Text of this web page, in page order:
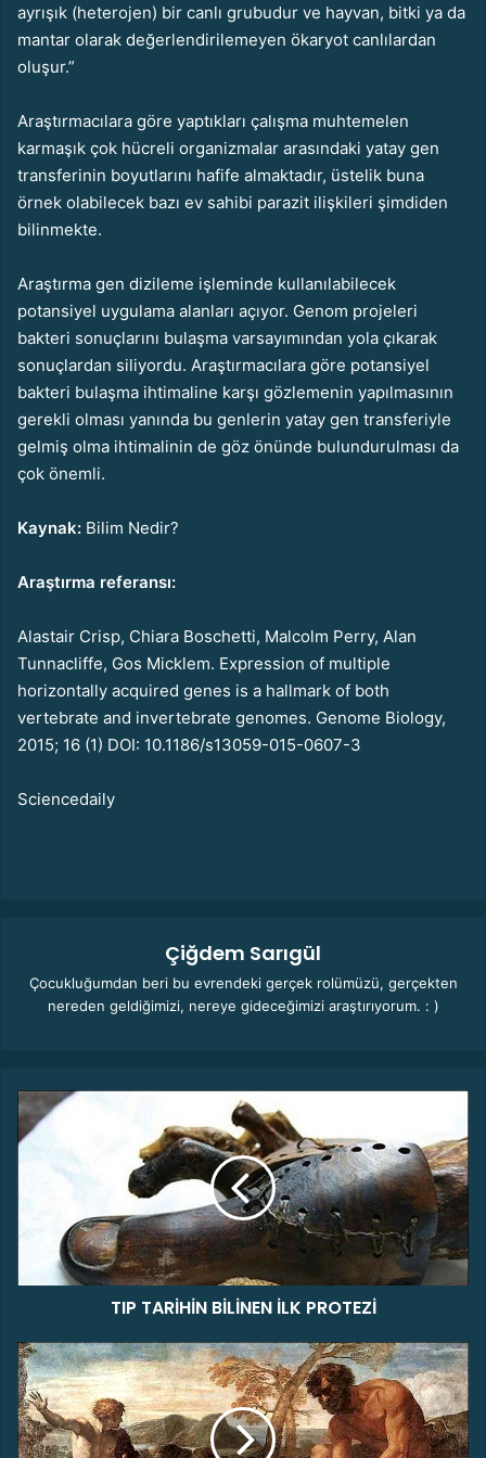
ayrışık (heterojen) bir canlı grubudur ve hayvan, bitki ya da
mantar olarak değerlendirilemeyen ökaryot canlılardan
oluşur.”
Araştırmacılara göre yaptıkları çalışma muhtemelen
karmaşık çok hücreli organizmalar arasındaki yatay gen
transferinin boyutlarını hafife almaktadır, üstelik buna
örnek olabilecek bazı ev sahibi parazit ilişkileri şimdiden
bilinmekte.
Araştırma gen dizileme işleminde kullanılabilecek
potansiyel uygulama alanları açıyor. Genom projeleri
bakteri sonuçlarını bulaşma varsayımından yola çıkarak
sonuçlardan siliyordu. Araştırmacılara göre potansiyel
bakteri bulaşma ihtimaline karşı gözlemenin yapılmasının
gerekli olması yanında bu genlerin yatay gen transferiyle
gelmiş olma ihtimalinin de göz önünde bulundurulması da
çok önemli.
Kaynak: Bilim Nedir?
Araştırma referansı:
Alastair Crisp, Chiara Boschetti, Malcolm Perry, Alan
Tunnacliffe, Gos Micklem. Expression of multiple
horizontally acquired genes is a hallmark of both
vertebrate and invertebrate genomes. Genome Biology,
2015; 16 (1) DOI: 10.1186/s13059-015-0607-3
Sciencedaily
Çiğdem Sarıgül
Çocukluğumdan beri bu evrendeki gerçek rolümüzü, gerçekten
nereden geldiğimizi, nereye gideceğimizi araştırıyorum. : )
T
P
İ
İ
L
İ
N
E
TIP TARİHİN BİLİNEN İLK PROTEZİ
E
s
k
i
D